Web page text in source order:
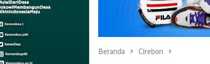
Beranda Cirebon